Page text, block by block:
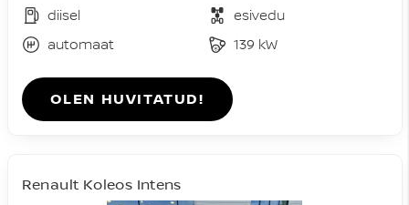
diisel
esivedu
automaat
139 kW
OLEN HUVITATUD!
Renault Koleos Intens